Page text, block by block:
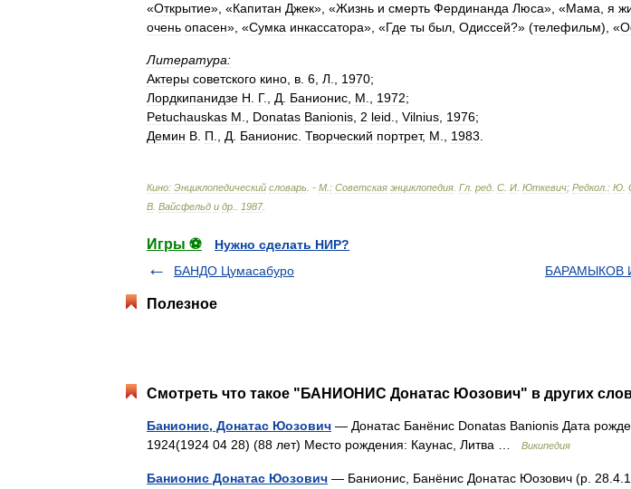
«Открытие», «Капитан Джек», «Жизнь и смерть Фердинанда Люса», «Мама я
очень опасен», «Сумка инкассатора», «Где ты был Одиссей?» (телефильм), «
Литература:
Актеры советского кино в 6 Л 1970;
Лордкипанидзе Н Г., Д Банионис М 1972;
Petuchauskas M Donatas Banionis 2 leid Vilnius 1976;
Демин В П Д Банионис Творческий портрет, М 1983
Кино: Энциклопедический словарь . - М : Советская энциклопедия Гл ред С И Юткевич; Редкол : Ю
В Вайсфельд и др 1987.
Игры ⚽
Нужно сделать НИР?
БАНДО Цумасабуро
БАРАМЫКОВ
Полезное
Смотреть что такое "БАНИОНИС Донатас Юозович" в других
Банионис, Донатас Юозович — Донатас Банёнис Donatas Banionis Дата
1924(1924 04 28) (88 лет) Место рождения: Каунас, Литва …
Википедия
Банионис Донатас Юозович — Банионис, Банёнис Донатас Юозович (р.